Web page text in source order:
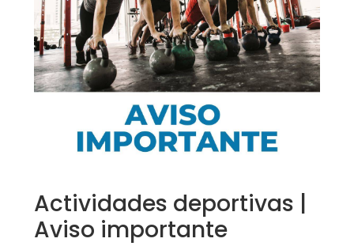
Actividades deportivas |
Aviso importante